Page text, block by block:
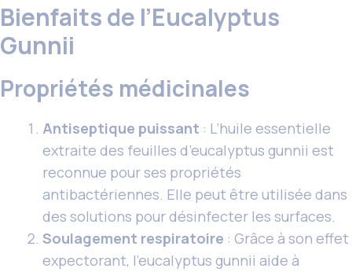
Bienfaits de l’Eucalyptus
Gunnii
Propriétés médicinales
Antiseptique puissant : L’huile essentielle
extraite des feuilles d’eucalyptus gunnii est
reconnue pour ses propriétés
antibactériennes. Elle peut être utilisée dans
des solutions pour désinfecter les surfaces.
Soulagement respiratoire : Grâce à son effet
expectorant, l’eucalyptus gunnii aide à